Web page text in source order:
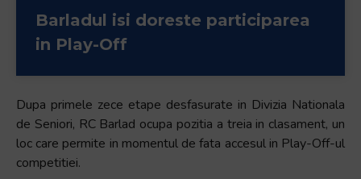
Accessibility,
apăsați
Această
comandă
rapidă
activează
Barladul isi doreste participarea
in Play-Off
Dupa primele zece etape desfasurate in Divizia Nationala
de Seniori, RC Barlad ocupa pozitia a treia in clasament, un
loc care permite in momentul de fata accesul in Play-Off-ul
competitiei.